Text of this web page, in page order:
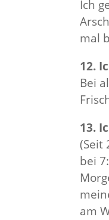
Ich
mal
12.
Bei
13.
(Seit
bei
am